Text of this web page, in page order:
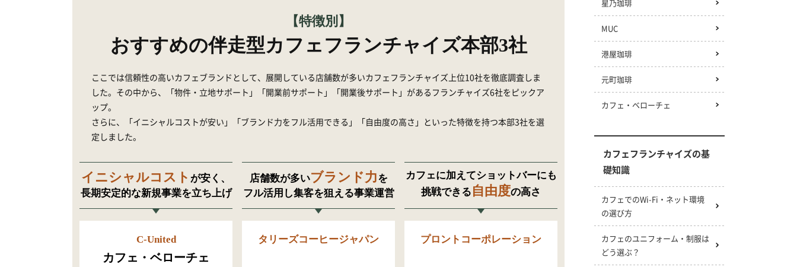
【特徴別】
おすすめの伴走型カフェフランチャイズ本部3社
ここでは信頼性の高いカフェブランドとして、展開している店舗数が多いカフェフランチャイズ上位10社を徹底調査しま
した。その中から、「物件・立地サポート」「開業前サポート」「開業後サポート」があるフランチャイズ6社をピックア
ップ。
さらに、「イニシャルコストが安い」「ブランド力をフル活用できる」「自由度の高さ」といった特徴を持つ本部3社を選
定しました。
イニシャルコスト が安く、
長期安定的な新規事業を立ち上げ
C-United
カフェ・ベローチェ
店舗数が多いブランド力を
フル活用し集客を狙える事業運営
タリーズコーヒージャパン
カフェに加えてショットバーにも
挑戦できる 自由度の高さ
プロントコーポレーション
星乃珈琲
MUC
港屋珈琲
元町珈琲
カフェ・ベローチェ
カフェフランチャイズの基
礎知識
カフェでのWi-Fi・ネット環境
の選び方
カフェのユニフォーム・制服は
どう選ぶ？